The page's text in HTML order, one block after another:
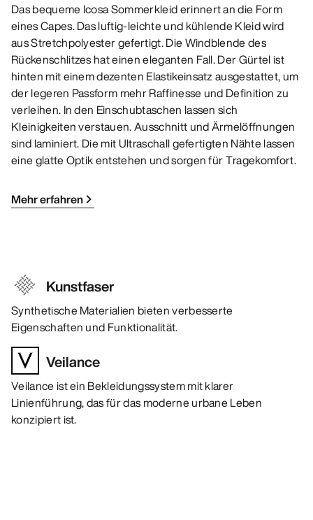
Das bequeme Icosa Sommerkleid erinnert an die Form
eines Capes. Das luftig-leichte und kühlende Kleid wird
aus Stretchpolyester gefertigt. Die Windblende des
Rückenschlitzes hat einen eleganten Fall. Der Gürtel ist
hinten mit einem dezenten Elastikeinsatz ausgestattet, um
der legeren Passform mehr Raffinesse und Definition zu
verleihen. In den Einschubtaschen lassen sich
Kleinigkeiten verstauen. Ausschnitt und Ärmelöffnungen
sind laminiert. Die mit Ultraschall gefertigten Nähte lassen
eine glatte Optik entstehen und sorgen für Tragekomfort.
Mehr erfahren
Kunstfaser
Synthetische Materialien bieten verbesserte
Eigenschaften und Funktionalität.
Veilance
Veilance ist ein Bekleidungssystem mit klarer
Linienführung, das für das moderne urbane Leben
konzipiert ist.